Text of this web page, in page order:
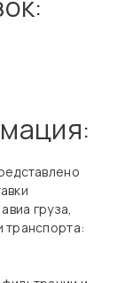
груза,
транспорта: